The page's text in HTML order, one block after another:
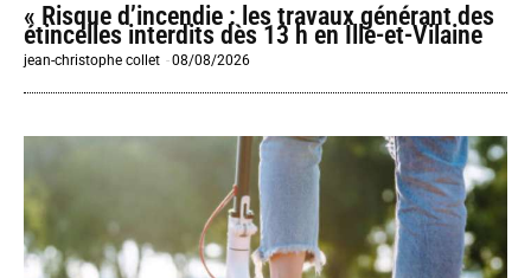
« Risque d’incendie : les travaux générant des
étincelles interdits dès 13 h en Ille-et-Vilaine
jean-christophe collet -08/08/2026